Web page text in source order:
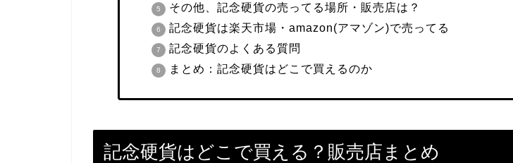
その他、 記念硬貨の売ってる場所・販売店は？
記念硬貨は楽天市場・amazon(アマゾン)で売ってる
記念硬貨のよくある質問
まとめ： 記念硬貨はどこで買えるのか
記念硬貨はどこで買える？販売店まとめ